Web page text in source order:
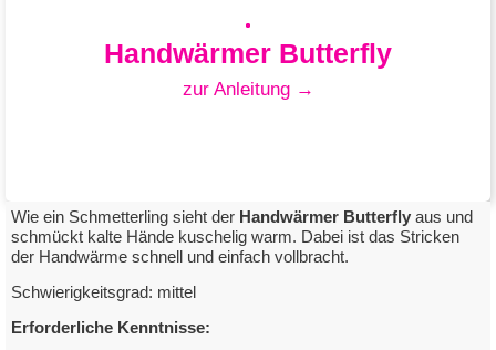
Handwärmer Butterfly
zur Anleitung →
Handwärmer Butterfly
mit Elisa Merino 120
Wie ein Schmetterling sieht der Handwärmer Butterfly aus und
schmückt kalte Hände kuschelig warm. Dabei ist das Stricken
der Handwärme schnell und einfach vollbracht.
Schwierigkeitsgrad: mittel
Erforderliche Kenntnisse: